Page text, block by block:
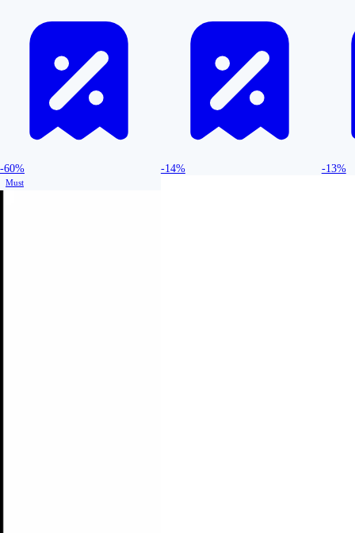
-60%
Must
-14% -13%